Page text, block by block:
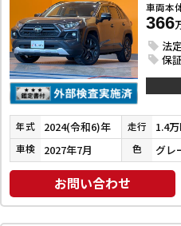
車両本
366
法
保
年式 2024(令和6)年 走行 1.4
車検 2027年7月 色
お問い合わせ